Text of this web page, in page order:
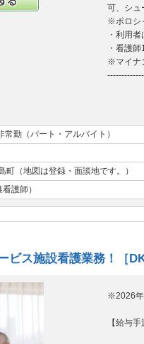
可、シュ
※ポロシ
・利用
・看護
※マイナ
常勤（パート・アルバイト）
町（地図は登録・面談地です。）
護師）
ビス施設看護業務！［
※2026年
【給与